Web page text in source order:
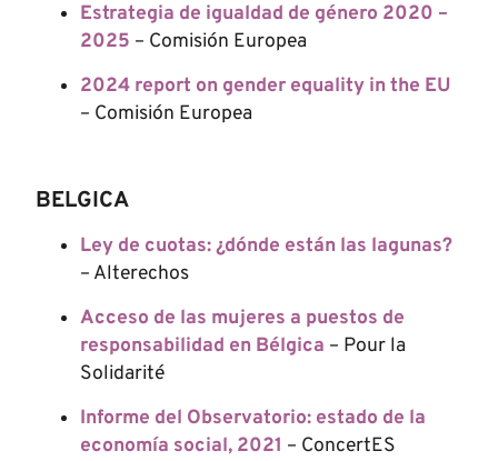
Estrategia de igualdad de género 2020 –
2025 – Comisión Europea
2024 report on gender equality in the EU
– Comisión Europea
BELGICA
Ley de cuotas: ¿dónde están las lagunas?
– Alterechos
Acceso de las mujeres a puestos de
responsabilidad en Bélgica – Pour la
Solidarité
Informe del Observatorio: estado de la
economía social, 2021 – ConcertES